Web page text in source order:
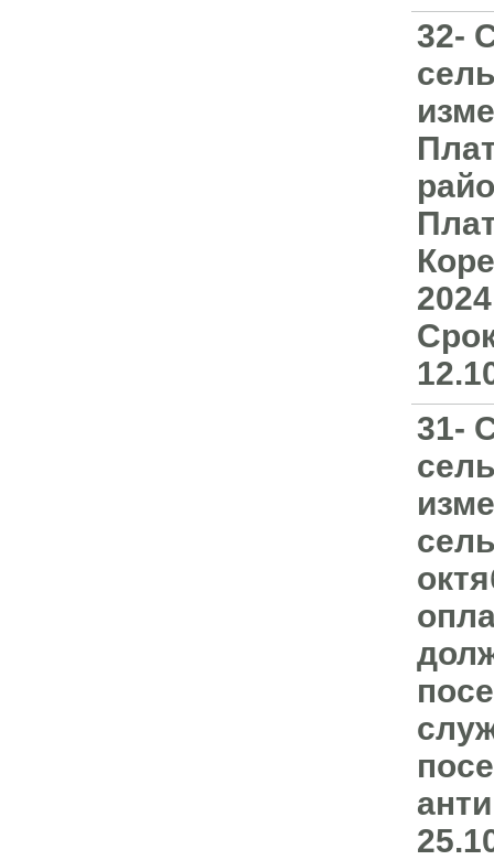
32-
31-